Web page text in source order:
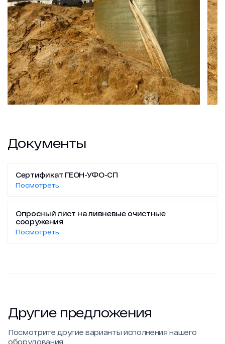
Документы
Сертификат ГЕОН-УФО-СП
Посмотреть
Опросный лист на ливневые очистные
сооружения
Посмотреть
Другие предложения
Посмотрите другие варианты исполнения нашего
оборудования